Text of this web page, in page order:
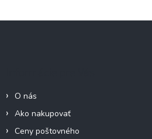
O nás
Ako nakupovať
Ceny poštovného